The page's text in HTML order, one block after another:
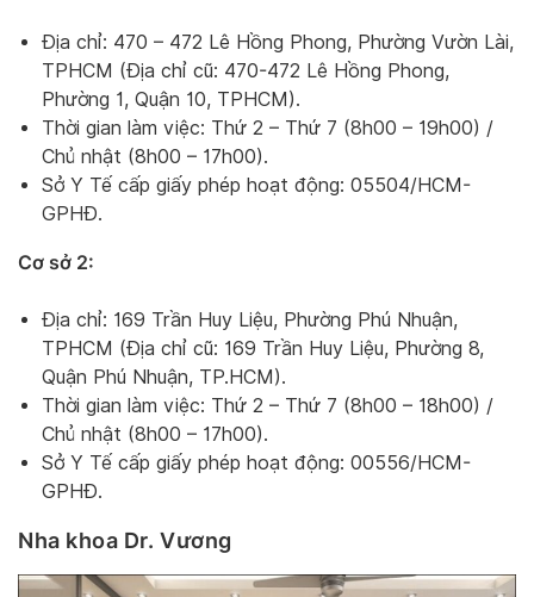
Địa chỉ: 470 – 472 Lê Hồng Phong, Phường Vườn Lài,
TPHCM (Địa chỉ cũ: 470-472 Lê Hồng Phong,
Phường 1, Quận 10, TPHCM).
Thời gian làm việc: Thứ 2 – Thứ 7 (8h00 – 19h00) /
Chủ nhật (8h00 – 17h00).
Sở Y Tế cấp giấy phép hoạt động: 05504/HCM-
GPHĐ.
Cơ sở 2:
Địa chỉ: 169 Trần Huy Liệu, Phường Phú Nhuận,
TPHCM (Địa chỉ cũ: 169 Trần Huy Liệu, Phường 8,
Quận Phú Nhuận, TP.HCM).
Thời gian làm việc: Thứ 2 – Thứ 7 (8h00 – 18h00) /
Chủ nhật (8h00 – 17h00).
Sở Y Tế cấp giấy phép hoạt động: 00556/HCM-
GPHĐ.
Nha khoa Dr. Vương